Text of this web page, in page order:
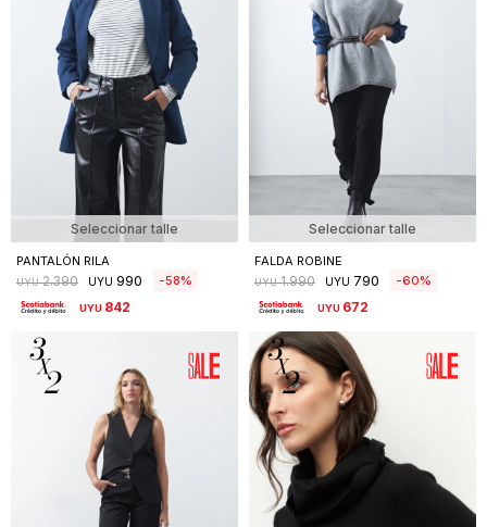
Seleccionar talle
PANTALÓN RILA
UYU 2.390 UYU 990 58
UYU 842
Seleccionar talle
FALDA ROBINE
UYU 1.990 UYU 790 60
UYU 672